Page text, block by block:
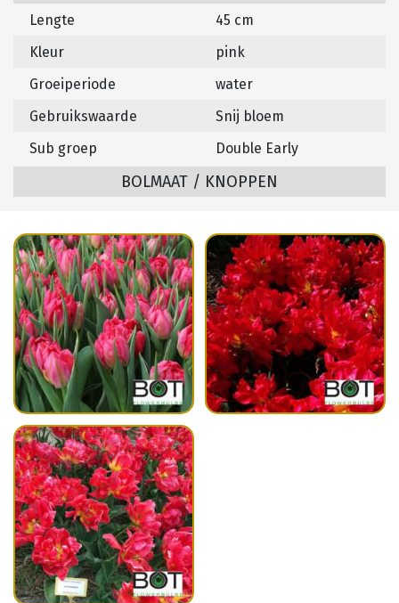
Lengte
45 cm
Kleur
pink
Groeiperiode
water
Gebruikswaarde
Snij bloem
Sub groep
Double Early
BOLMAAT / KNOPPEN